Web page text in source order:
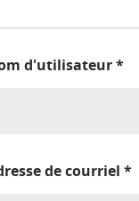
d'utilisateur*
de courriel *